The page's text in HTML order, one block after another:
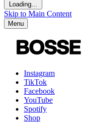
Loading...
Skip to Main Content
Menu
Instagram
TikTok
Facebook
YouTube
Spotify
Shop